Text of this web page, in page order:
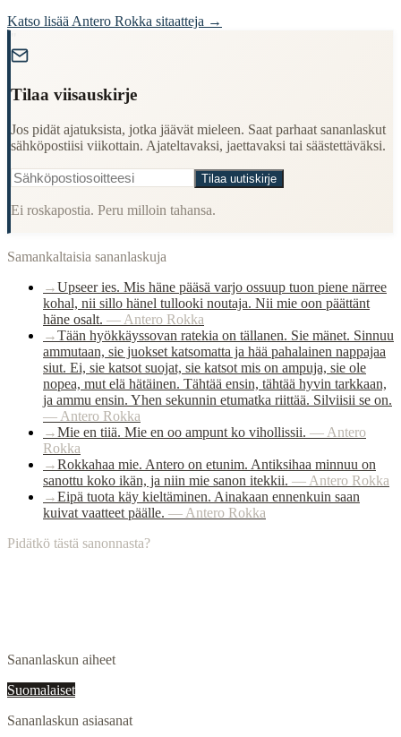
Katso lisääAntero Rokka sitaatteja →
Tilaa viisauskirje
Jos pidät ajatuksista, jotka jäävät mieleen. Saat parhaat sananlaskut
sähköpostiisi viikottain. Ajateltavaksi, jaettavaksi tai säästettäväksi.
Tilaa uutiskirje
Ei roskapostia. Peru milloin tahansa.
Samankaltaisia sananlaskuja
→Upseer ies. Mis häne pääsä varjo ossuup tuon piene närree
kohal, nii sillo hänel tullooki noutaja. Nii mie oon päättänt
häne osalt. — Antero Rokka
→Tään hyökkäyssovan ratekia on tällanen. Sie mänet. Sinnuu
ammutaan, sie juokset katsomatta ja hää pahalainen nappajaa
siut. Ei, sie katsot suojat, sie katsot mis on ampuja, sie ole
nopea, mut elä hätäinen. Tähtää ensin, tähtää hyvin tarkkaan,
ja ammu ensin. Yhen sekunnin etumatka riittää. Silviisii se on.
— Antero Rokka
→Mie en tiiä. Mie en oo ampunt ko vihollissii. — Antero
Rokka
→Rokkahaa mie. Antero on etunim. Antiksihaa minnuu on
sanottu koko ikän, ja niin mie sanon itekkii. — Antero Rokka
→Eipä tuota käy kieltäminen. Ainakaan ennenkuin saan
kuivat vaatteet päälle. — Antero Rokka
Pidätkö tästä sanonnasta?
Sananlaskun aiheet
Suomalaiset
Sananlaskun asiasanat